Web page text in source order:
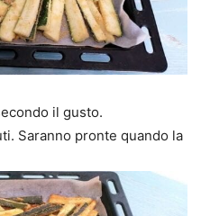
il gusto.
Saranno pronte quando la